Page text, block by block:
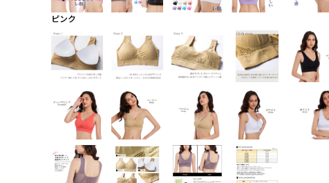
ピンク